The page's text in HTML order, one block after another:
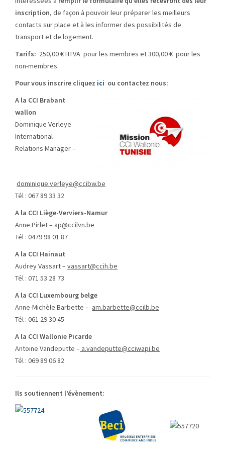
inscription, de façon à pouvoir leur préparer les meilleurs
contacts sur place et à les informer des possibilités de
transport et de logement.
Tarifs: 250,00 € HTVA pour les membres et 300,00 € pour les
non-membres.
Pour vous inscrire cliquez ici ou contactez nous:
A la CCI Brabant
wallon
Dominique Verleye
International
Relations Manager –
dominique.verleye@ccibw.be
Tél : 067 89 33 32
A la CCI Liège-Verviers-Namur
Anne Pirlet – ap@ccilvn.be
Tél : 0479 98 01 87
A la CCI Hainaut
Audrey Vassart – vassart@ccih.be
Tél : 071 53 28 73
A la CCI Luxembourg belge
Anne-Michèle Barbette – am.barbette@ccilb.be
Tél : 061 29 30 45
A la CCI Wallonie Picarde
Antoine Vandeputte – a.vandeputte@cciwapi.be
Tél : 069 89 06 82
Ils soutiennent l’évènement: